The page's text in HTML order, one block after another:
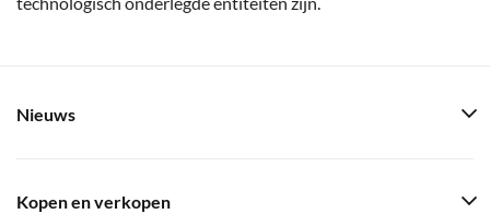
Nieuws
Kopen en verkopen